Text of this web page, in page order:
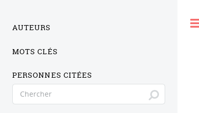
AUTEURS
MOTS CLÉS
PERSONNES CITÉES